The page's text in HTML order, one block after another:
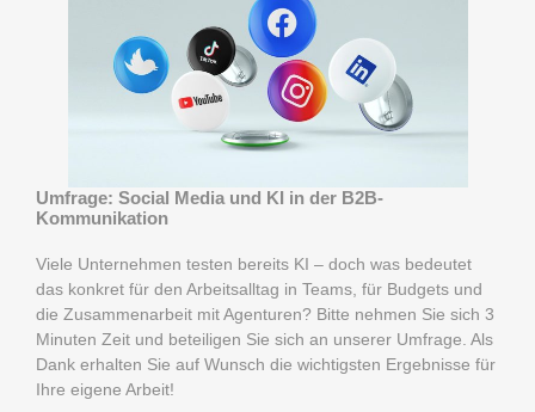
Umfrage: Social Media und KI in der B2B-
Kommunikation
Viele Unternehmen testen bereits KI – doch was bedeutet
das konkret für den Arbeitsalltag in Teams, für Budgets und
die Zusammenarbeit mit Agenturen? Bitte nehmen Sie sich 3
Minuten Zeit und beteiligen Sie sich an unserer Umfrage. Als
Dank erhalten Sie auf Wunsch die wichtigsten Ergebnisse für
Ihre eigene Arbeit!